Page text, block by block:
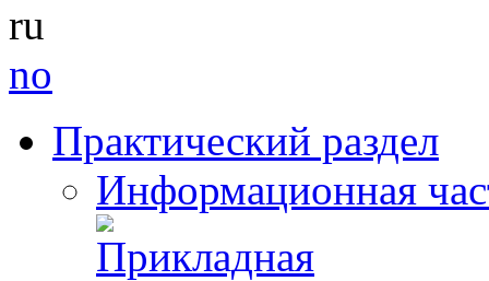
ru
no
Практический раздел
Информационная